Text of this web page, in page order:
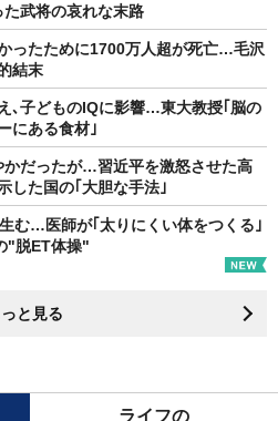
武将の哀れな末路
ったために1700万人超が死亡…毛沢
結末
､子どものIQに影響…東大教授｢脳の
にある食材｣
かだったが…習近平を激怒させた高
した国の｢大胆な手法｣
む…医師が｢太りにくい体をつくる｣
"脱ET体操"
と見る
ライフの